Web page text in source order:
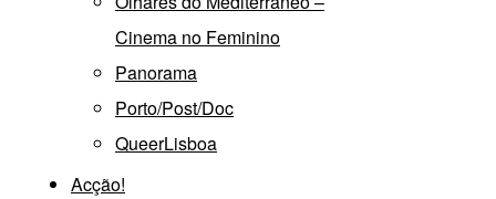
Cinema no Feminino
Panorama
Porto/Post/Doc
QueerLisboa
Acção!